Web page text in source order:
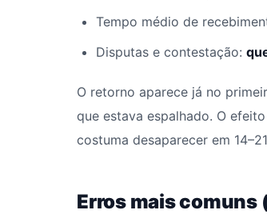
Tempo médio de
Disputas e contestação:
O retorno aparece já no
que estava espalhado. O
costuma desaparecer em
Erros mais comuns